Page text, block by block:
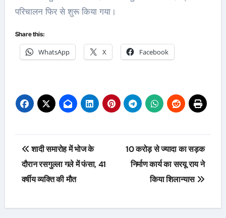
परिचालन फिर से शुरू किया गया।
Share this:
WhatsApp X Facebook
Post
navigation
शादी समारोह में भोज के
दौरान रसगुल्ला गले में फंसा, 41
वर्षीय व्यक्ति की मौत
10 करोड़ से ज्यादा का सड़क
निर्माण कार्य का सरयू राय ने
किया शिलान्यास